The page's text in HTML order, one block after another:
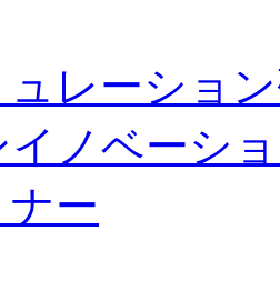
ュレーショ
イノベーシ
ー